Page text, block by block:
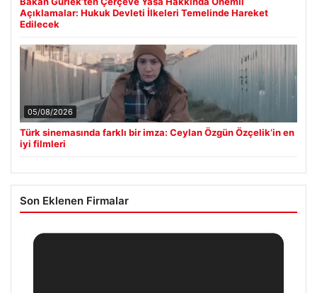
Açıklamalar: Hukuk Devleti İlkeleri Temelinde Hareket
Edilecek
05/08/2026
Türk sinemasında farklı bir imza: Ceylan Özgün Özçelik’in en
iyi filmleri
Son Eklenen Firmalar